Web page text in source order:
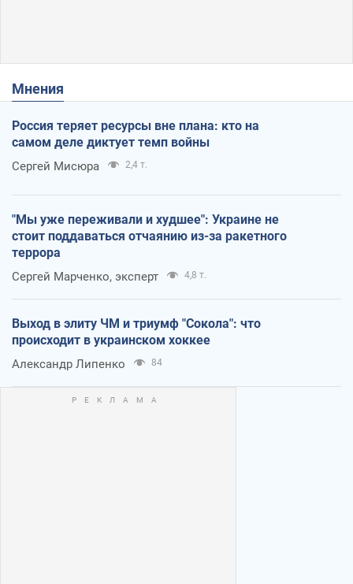
Мнения
Россия теряет ресурсы вне плана: кто на
самом деле диктует темп войны
Сергей Мисюра 2,4 т.
"Мы уже переживали и худшее": Украине не
стоит поддаваться отчаянию из-за ракетного
террора
Сергей Марченко, эксперт 4,8 т.
Выход в элиту ЧМ и триумф "Сокола": что
происходит в украинском хоккее
Александр Липенко 84